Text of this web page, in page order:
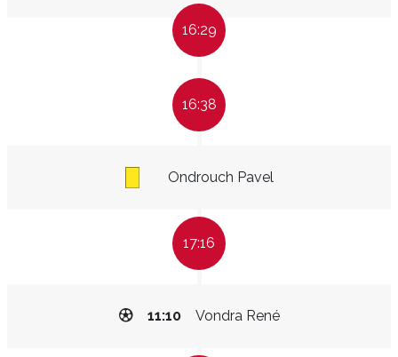
16:29
16:38
Ondrouch Pavel
17:16
Vondra René
11:10